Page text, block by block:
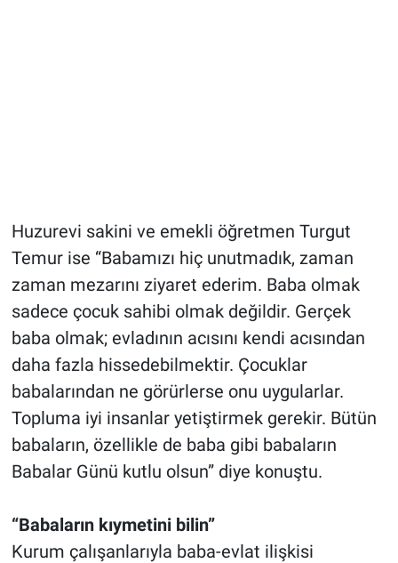
Huzurevi sakini ve emekli öğretmen Turgut
Temur ise “Babamızı hiç unutmadık, zaman
zaman mezarını ziyaret ederim. Baba olmak
sadece çocuk sahibi olmak değildir. Gerçek
baba olmak; evladının acısını kendi acısından
daha fazla hissedebilmektir. Çocuklar
babalarından ne görürlerse onu uygularlar.
Topluma iyi insanlar yetiştirmek gerekir. Bütün
babaların, özellikle de baba gibi babaların
Babalar Günü kutlu olsun” diye konuştu.
“Babaların kıymetini bilin”
Kurum çalışanlarıyla baba-evlat ilişkisi